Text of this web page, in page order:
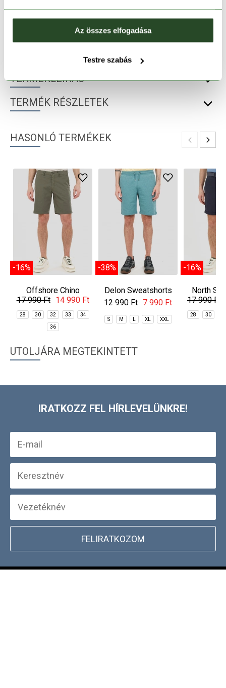
Az összes elfogadása
Testre szabás
TERMÉKLEÍRÁS
TERMÉK RÉSZLETEK
1-2 munkanapos szállítás
HASONLÓ TERMÉKEK
-16%
Offshore Chino
Shorts
17 990 Ft 14 990 Ft
28 30 32 33 34
36
-38%
Delon Sweatshorts
12 990 Ft 7 990 Ft
S M XL XXL
-16%
North
17 990 Ft
28 30
UTOLJÁRA MEGTEKINTETT
IRATKOZZ FEL HÍRLEVELÜNKRE!
FELIRATKOZOM